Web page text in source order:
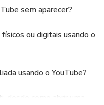
sem aparecer?
ou digitais usando o
usando o YouTube?
desde como abrir uma